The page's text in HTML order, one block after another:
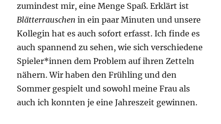
zumindest mir, eine Menge Spaß. Erklärt ist
Blätterrauschen in ein paar Minuten und unsere
Kollegin hat es auch sofort erfasst. Ich finde es
auch spannend zu sehen, wie sich verschiedene
Spieler*innen dem Problem auf ihren Zetteln
nähern. Wir haben den Frühling und den
Sommer gespielt und sowohl meine Frau als
auch ich konnten je eine Jahreszeit gewinnen.